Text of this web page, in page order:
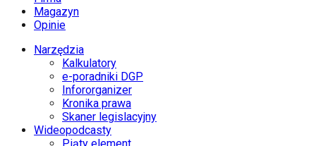
Magazyn
Opinie
Narzędzia
Kalkulatory
e-poradniki DGP
Infororganizer
Kronika prawa
Skaner legislacyjny
Wideopodcasty